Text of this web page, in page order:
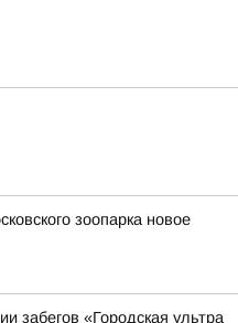
зоопарка новое
забегов «Городская ультра